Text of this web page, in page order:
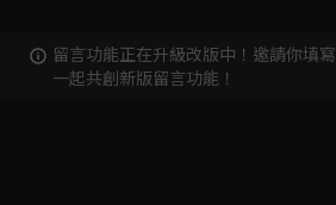
留言功能正在升級改版中！邀請你填寫
一起共創新版留言功能！